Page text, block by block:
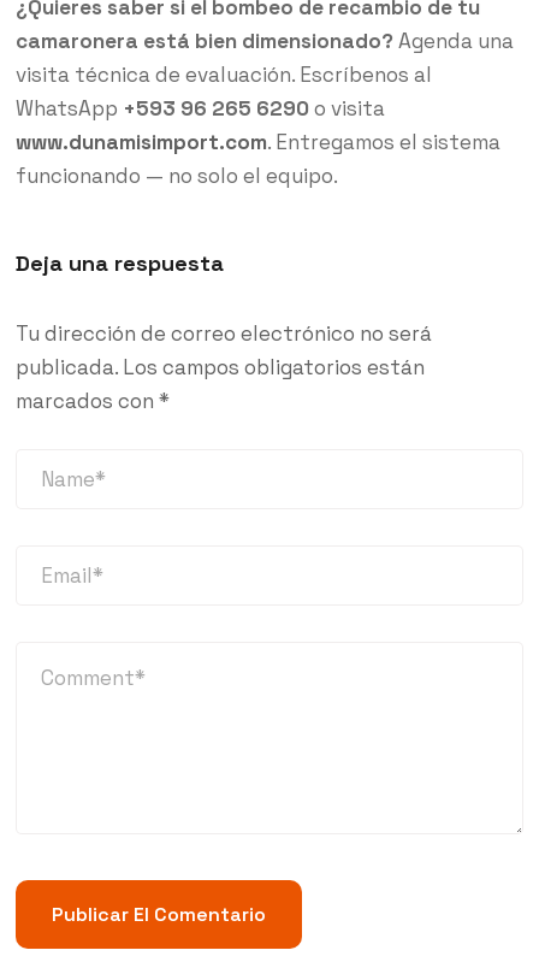
¿Quieres saber si el bombeo de recambio de tu
camaronera está bien dimensionado? Agenda una
visita técnica de evaluación. Escríbenos al
WhatsApp +593 96 265 6290 o visita
www.dunamisimport.com. Entregamos el sistema
funcionando — no solo el equipo.
Deja una respuesta
Tu dirección de correo electrónico no será
publicada. Los campos obligatorios están
marcados con *